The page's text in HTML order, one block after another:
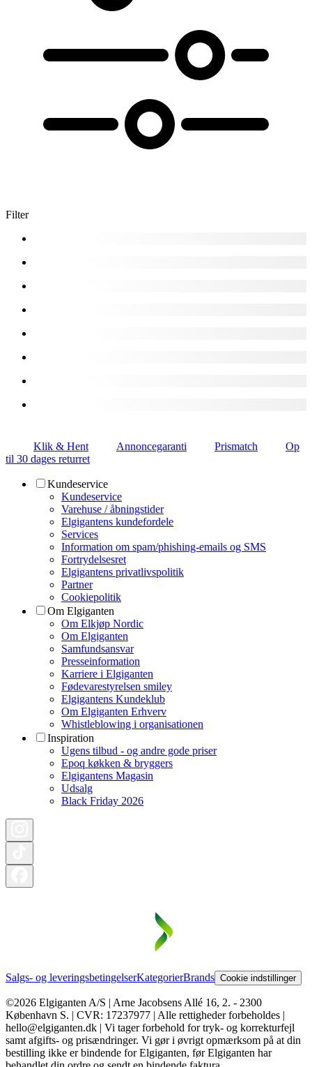
Filter
Klik & Hent Annoncegaranti Prismatch
Op
til 30 dages returret
Kundeservice
Kundeservice
Varehuse / åbningstider
Elgigantens kundefordele
Services
Information om spam/phishing-emails og SMS
Fortrydelsesret
Elgigantens privatlivspolitik
Partner
Cookiepolitik
Om Elgiganten
Om Elkjøp Nordic
Om Elgiganten
Samfundsansvar
Presseinformation
Karriere i Elgiganten
Fødevarestyrelsen smiley
Elgigantens Kundeklub
Om Elgiganten Erhverv
Whistleblowing i organisationen
Inspiration
Ugens tilbud - og andre gode priser
Epoq køkken & bryggers
Elgigantens Magasin
Udsalg
Black Friday 2026
Salgs- og leveringsbetingelserKategorierBrands Cookie indstillinger
©2026 Elgiganten A/S | Arne Jacobsens Allé 16, 2. - 2300
København S. | CVR: 17237977 | Alle rettigheder forbeholdes |
hello@elgiganten.dk | Vi tager forbehold for tryk- og korrekturfejl
samt afgifts- og prisændringer. Vi gør i øvrigt opmærksom på at din
bestilling ikke er bindende for Elgiganten, før Elgiganten har